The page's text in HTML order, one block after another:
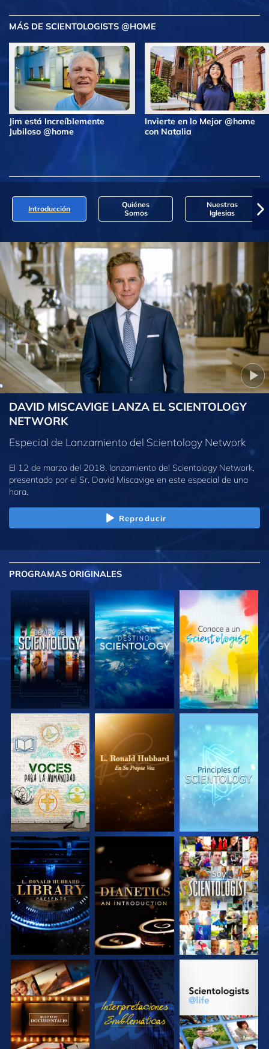
MÁS DE SCIENTOLOGISTS @HOME
Jim está Increíblemente
Jubiloso @home
Invierte en lo Mejor @home
con Natalia
Introducción
Quiénes
Somos
Nuestras
Iglesias
DAVID MISCAVIGE LANZA EL SCIENTOLOGY
NETWORK
Especial de Lanzamiento del Scientology Network
El 12 de marzo del 2018, lanzamiento del Scientology Network,
presentado por el Sr. David Miscavige en este especial de una
hora.
Reproducir
PROGRAMAS ORIGINALES
EXPLORA LAS
SERIES
EXPLORA LAS
SERIES
EXPLORA LAS
SERIES
EXPLORA LAS
SERIES
EXPLORA LAS
SERIES
VE
EXPLORA LAS
SERIES
VE
EXPLORA LAS